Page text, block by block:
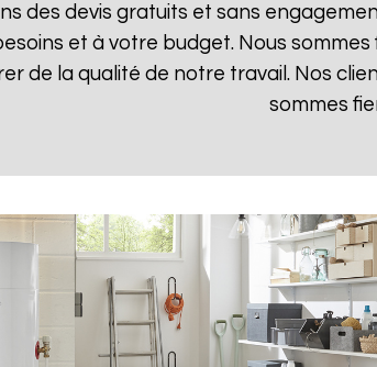
des devis gratuits et sans
et à votre budget. Nous
de la qualité de notre travail. Nos
sommes